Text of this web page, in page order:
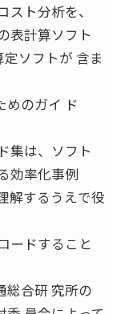
ト分析を、
表計算ソフト
定ソフトが 含ま
めのガイ ド
集は、ソフト
効率化事例
解するうえで役
ードすること
総合研 究所の